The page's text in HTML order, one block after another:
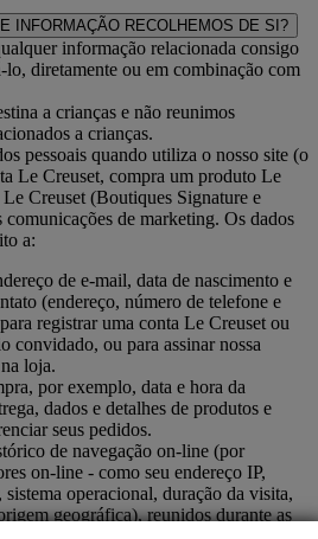
INFORMAÇÃO RECOLHEMOS DE SI?
informação relacionada consigo
diretamente ou em combinação com
a crianças e não reunimos
a crianças.
pessoais quando utiliza o nosso site (o
Le Creuset, compra um produto Le
Creuset (Boutiques Signature e
comunicações de marketing. Os dados
a:
de e-mail, data de nascimento e
(endereço, número de telefone e
registrar uma conta Le Creuset ou
convidado, ou para assinar nossa
loja.
por exemplo, data e hora da
dados e detalhes de produtos e
seus pedidos.
de navegação on-line (por
on-line - como seu endereço IP,
sistema operacional, duração da visita,
geográfica), reunidos durante as